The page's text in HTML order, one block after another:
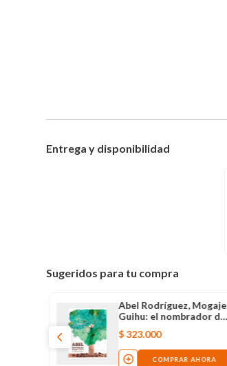
Entrega y disponibilidad
Sugeridos para tu compra
Abel Rodríguez, Mogaje
Guihu: el nombrador de
plantas
$323.000
COMPRAR AHORA